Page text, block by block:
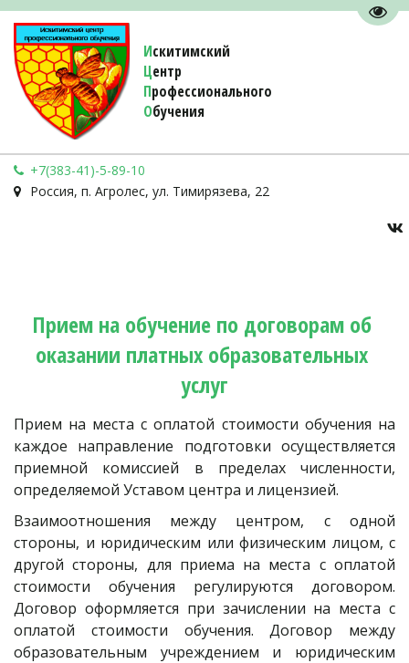
Искитимский
Центр
Профессионального
Обучения
+7(383-41)-5-89-10
Россия, п. Агролес, ул. Тимирязева, 22
Прием на обучение по договорам об
оказании платных образовательных
услуг
Прием на места с оплатой стоимости обучения на
каждое направление подготовки осуществляется
приемной комиссией в пределах численности,
определяемой Уставом центра и лицензией.
Взаимоотношения между центром, с одной
стороны, и юридическим или физическим лицом, с
другой стороны, для приема на места с оплатой
стоимости обучения регулируются договором.
Договор оформляется при зачислении на места с
оплатой стоимости обучения. Договор между
образовательным учреждением и юридическим